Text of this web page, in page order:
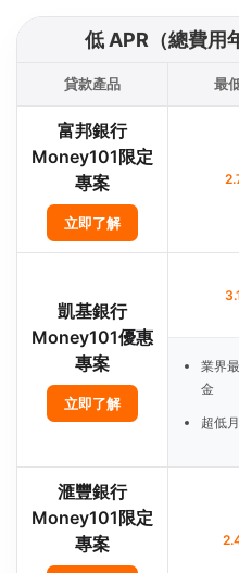
低 APR（總費用
貸款產品 最
富邦銀行
Money101限定
專案
立即了解
凱基銀行
Money101優惠
專案
立即了解
業界
金
超低
滙豐銀行
Money101限定
專案